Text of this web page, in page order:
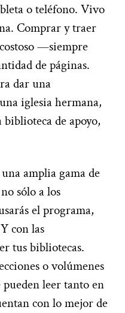
o teléfono. Vivo
Comprar y traer
—siempre
de páginas.
dar una
iglesia hermana,
de apoyo,
amplia gama de
sólo a los
el programa,
con las
tus bibliotecas.
o volúmenes
leer tanto en
con lo mejor de